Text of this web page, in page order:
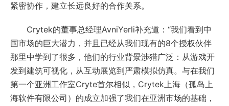
紧密协作，建立长远良好的合作关系。
Crytek的董事总经理AvniYerli补充道：“我们看到中
国市场的巨大潜力，并且已经从我们现有的8个授权伙伴
那里中学到了很多，他们的行业背景涉猎广泛：从游戏开
发到建筑可视化，从互动展览到严肃模拟仿真。与在我们
第一个亚洲工作室Cryte首尔相似，Crytek上海（孤岛上
海软件有限公司）的成立加强了我们在亚洲市场的基础，